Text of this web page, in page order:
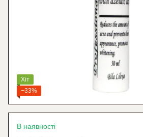
Хіт
−33%
В наявності